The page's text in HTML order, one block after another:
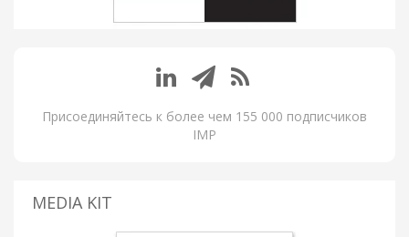
Присоединяйтесь к более чем 155 000 подписчиков
IMP
MEDIA KIT